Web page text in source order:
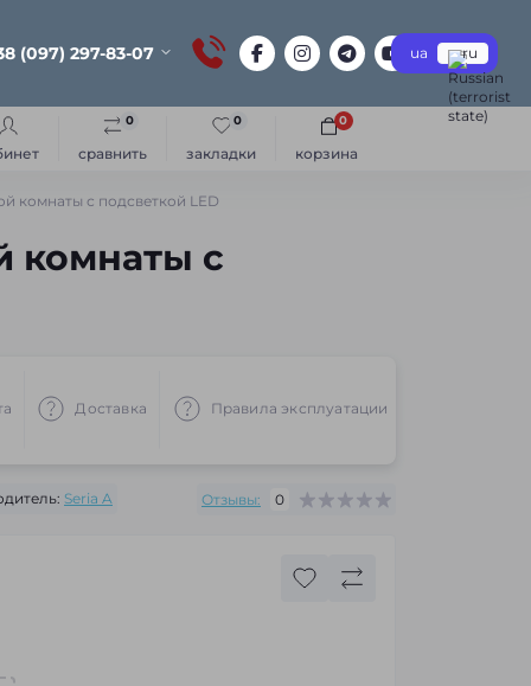
(097) 297-83-07 ua ru
сравнить
0
закладки
0
корзина
0
комнаты с подсветкой LED
комнаты с
Доставка Правила эксплуатации
Seria A Отзывы: 0